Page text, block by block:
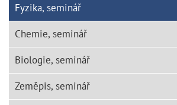
Fyzika, seminář
Chemie, seminář
Biologie, seminář
Zeměpis, seminář